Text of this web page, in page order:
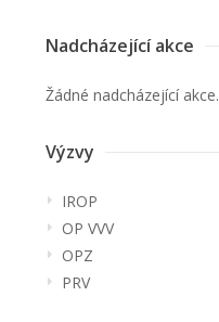
Nadcházející akce
Žádné nadcházející akce.
Výzvy
IROP
OP VVV
OPZ
PRV